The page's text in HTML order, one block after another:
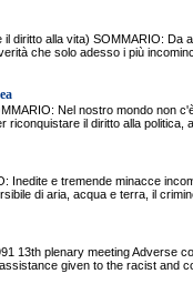
diritto alla vita) SOMMARIO: Da
che solo adesso i più
Nel nostro mondo non
riconquistare il diritto alla politica,
Inedite e tremende minacce
di aria, acqua e terra, il
13th plenary meeting Adverse
given to the racist and